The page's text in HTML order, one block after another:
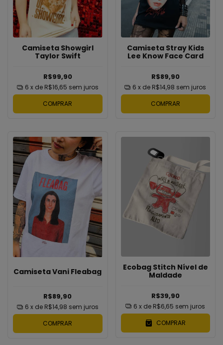
Camiseta Showgirl
Taylor Swift
R$99,90
6 x de R$16,65 sem juros
COMPRAR
Camiseta Stray Kids
Lee Know Face Card
R$89,90
6 x de R$14,98 sem juros
COMPRAR
Camiseta Vani Fleabag
R$89,90
6 x de R$14,98 sem juros
COMPRAR
Ecobag Stitch Nível de
Maldade
R$39,90
6 x de R$6,65 sem juros
COMPRAR